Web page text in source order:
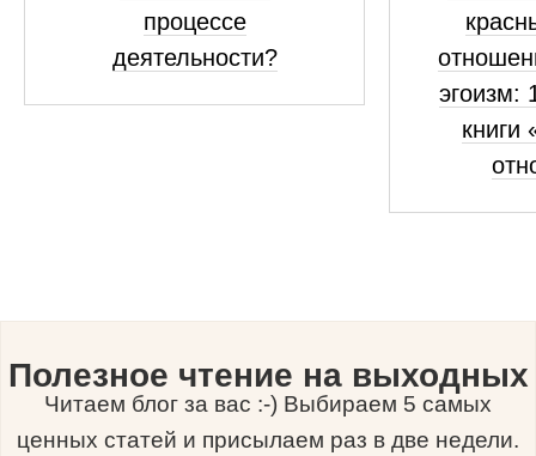
процессе
деятельности?
эгоизм:
книги
Полезное чтение на выходных
Читаем блог за вас :-) Выбираем 5 самых
ценных статей и присылаем раз в две недели.